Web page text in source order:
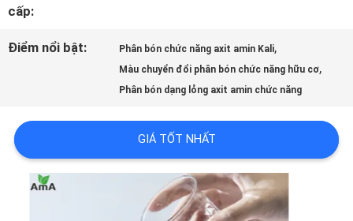
KIỂM
LƯỢNG
cấp:
Điểm nổi bật: Phân bón chức năng axit amin Kali,
Màu chuyển đổi phân bón chức năng hữu cơ,
Phân bón dạng lỏng axit amin chức năng
GIÁ TỐT NHẤT